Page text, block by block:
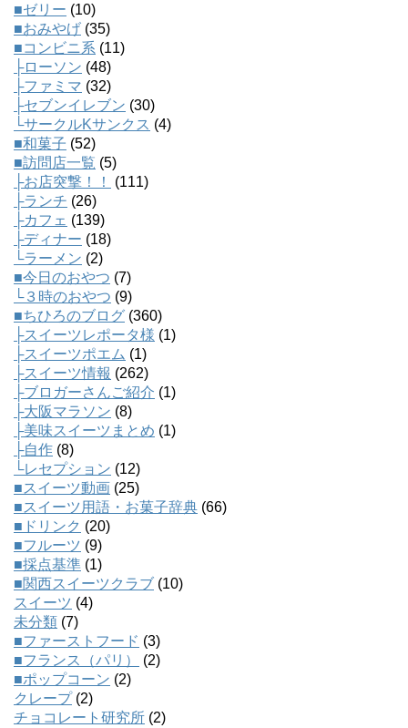
■ゼリー (10)
■おみやげ (35)
■コンビニ系 (11)
├ローソン (48)
├ファミマ (32)
├セブンイレブン (30)
└サークルKサンクス (4)
■和菓子 (52)
■訪問店一覧 (5)
├お店突撃！！
(111)
├ランチ (26)
├カフェ (139)
├ディナー (18)
└ラーメン (2)
■今日のおやつ (7)
└３時のおやつ (9)
■ちひろのブログ (360)
├スイーツレポータ様 (1)
├スイーツポエム (1)
├スイーツ情報 (262)
├ブロガーさんご紹介 (1)
├大阪マラソン (8)
├美味スイーツまとめ (1)
├自作 (8)
└レセプション (12)
■スイーツ動画 (25)
■スイーツ用語・お菓子辞典 (66)
■ドリンク (20)
■フルーツ (9)
■採点基準 (1)
■関西スイーツクラブ (10)
スイーツ (4)
未分類 (7)
■ファーストフード (3)
■フランス（パリ）
(2)
■ポップコーン (2)
クレープ(2)
チョコレート研究所 (2)